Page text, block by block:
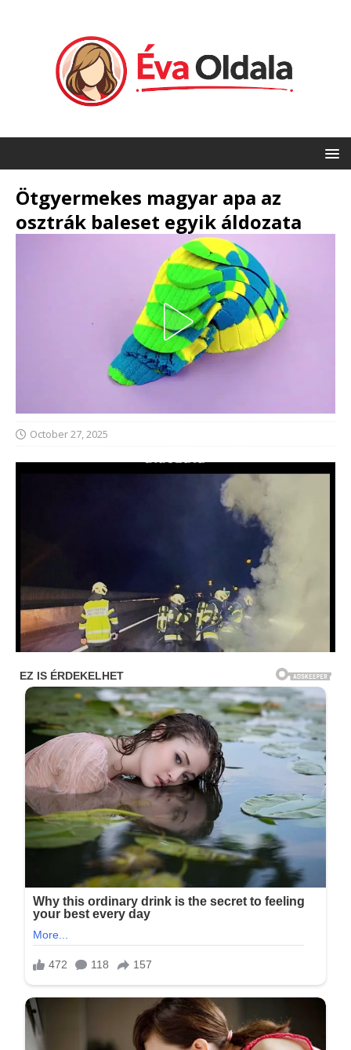
Ötgyermekes magyar apa az
osztrák baleset egyik áldozata
October 27, 2025